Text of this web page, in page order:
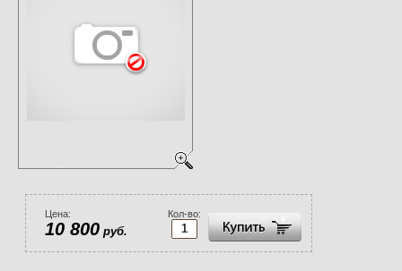
Кол-во:
Цена:
10 800 руб.